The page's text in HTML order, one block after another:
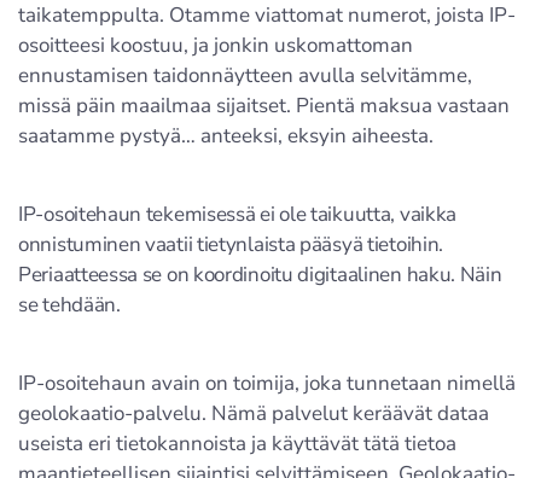
taikatemppulta. Otamme viattomat numerot, joista IP-
osoitteesi koostuu, ja jonkin uskomattoman
ennustamisen taidonnäytteen avulla selvitämme,
missä päin maailmaa sijaitset. Pientä maksua vastaan
saatamme pystyä… anteeksi, eksyin aiheesta.
IP-osoitehaun tekemisessä ei ole taikuutta, vaikka
onnistuminen vaatii tietynlaista pääsyä tietoihin.
Periaatteessa se on koordinoitu digitaalinen haku. Näin
se tehdään.
IP-osoitehaun avain on toimija, joka tunnetaan nimellä
geolokaatio-palvelu. Nämä palvelut keräävät dataa
useista eri tietokannoista ja käyttävät tätä tietoa